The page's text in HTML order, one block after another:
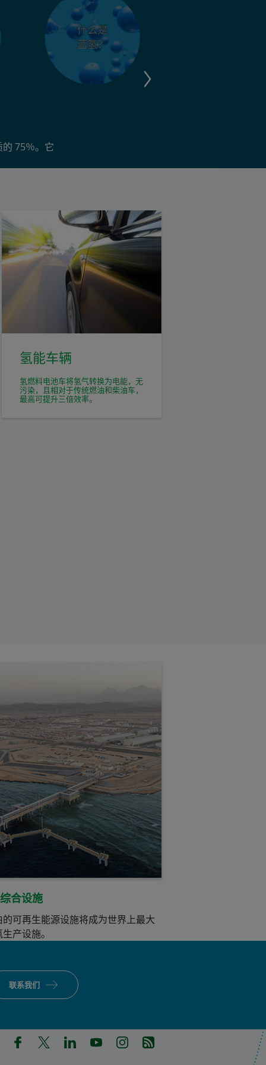
75％。它
氢能车辆
氢燃料电池车将氢气转换为电能，无
污染，且相对于传统燃油和柴油车，
最高可提升三倍效率。
合设施
可再生能源设施将成为世界上最大
产设施。
联系我们
a new tab)
in a new tab)
(Opens in a new tab)
(Opens in a new tab)
(Opens in a new tab)
(Opens in a new tab)
(Opens in a new tab)
(Opens in a new tab)